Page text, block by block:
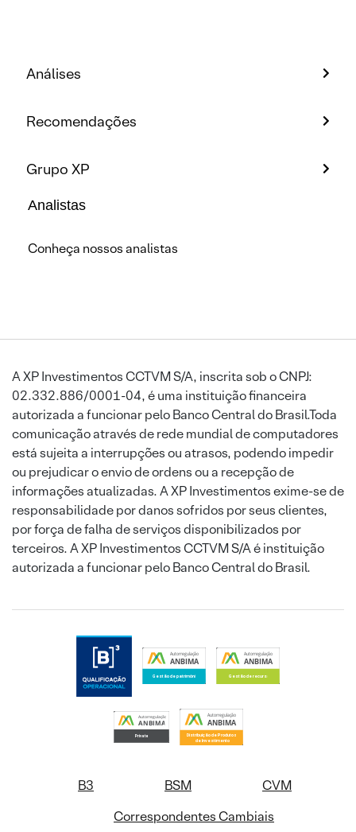
Análises
Recomendações
Grupo XP
Analistas
Conheça nossos analistas
A XP Investimentos CCTVM S/A, inscrita sob o CNPJ:
02.332.886/0001-04, é uma instituição financeira
autorizada a funcionar pelo Banco Central do Brasil.Toda
comunicação através de rede mundial de computadores
está sujeita a interrupções ou atrasos, podendo impedir
ou prejudicar o envio de ordens ou a recepção de
informações atualizadas. A XP Investimentos exime-se de
responsabilidade por danos sofridos por seus clientes,
por força de falha de serviços disponibilizados por
terceiros. A XP Investimentos CCTVM S/A é instituição
autorizada a funcionar pelo Banco Central do Brasil.
B3 BSM
CVM
Correspondentes Cambiais